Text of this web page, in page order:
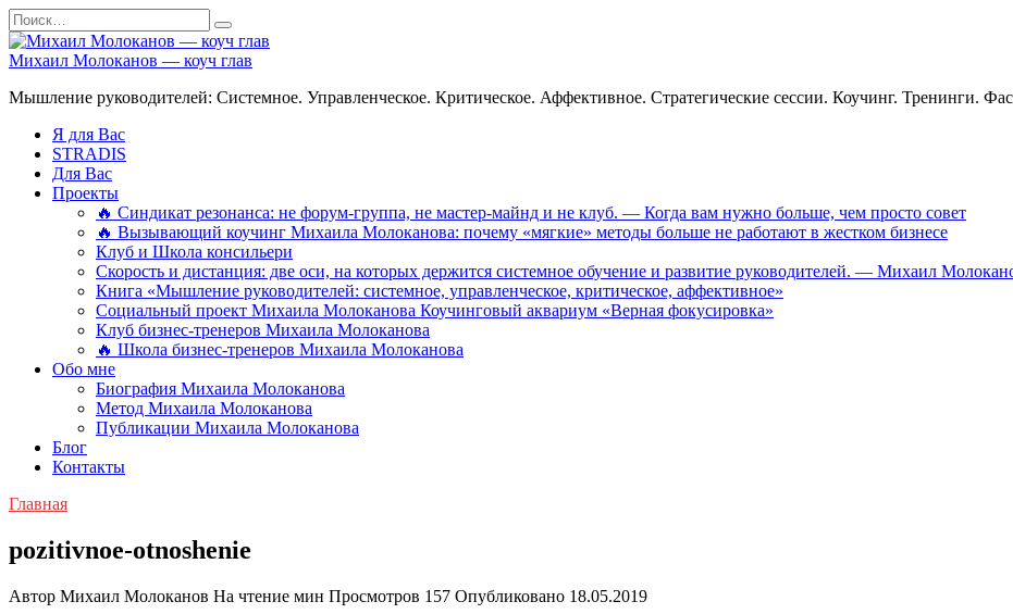
Перейти
к
содержанию
Search
for:
Михаил Молоканов — коуч глав
Мышление руководителей: Системное. Управленческое. Критическое. Аффективное. Стратегические сессии. Коучинг. Тренинги.
Я для Вас
STRADIS
Для Вас
Проекты
🔥 Синдикат резонанса: не форум-группа, не мастер-майнд и не клуб. — Когда вам нужно больше, чем просто совет
🔥 Вызывающий коучинг Михаила Молоканова: почему «мягкие» методы больше не работают в жестком бизнесе
Клуб и Школа консильери
Скорость и дистанция: две оси, на которых держится системное обучение и развитие руководителей. — Михаил
Книга «Мышление руководителей: системное, управленческое, критическое, аффективное»
Социальный проект Михаила Молоканова Коучинговый аквариум «Верная фокусировка»
Клуб бизнес-тренеров Михаила Молоканова
🔥 Школа бизнес-тренеров Михаила Молоканова
Обо мне
Биография Михаила Молоканова
Метод Михаила Молоканова
Публикации Михаила Молоканова
Блог
Контакты
Главная
pozitivnoe-otnoshenie
Автор Михаил Молоканов На чтение мин Просмотров 157 Опубликовано 18.05.2019